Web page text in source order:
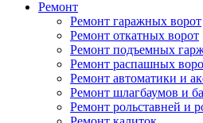
Ремонт
Ремонт гаражных ворот
Ремонт откатных ворот
Ремонт подъемных
Ремонт распашных
Ремонт автоматики и
Ремонт шлагбаумов и
Ремонт рольставней и